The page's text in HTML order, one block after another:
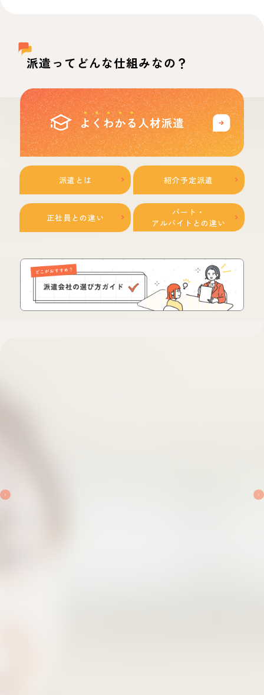
派遣ってどんな仕組みなの？
派遣とは 紹介予定派遣
正社員との違い
パート・
アルバイトとの違い